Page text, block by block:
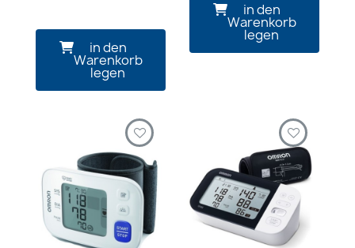
in den
Warenkorb
legen
in den
Warenkorb
legen